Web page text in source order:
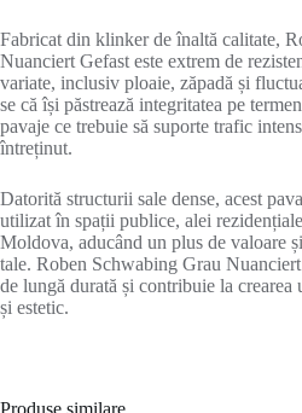
Fabricat din klinker de înaltă calitate,
Nuanciert Gefast este extrem de
variate, inclusiv ploaie, zăpadă și
se că își păstrează integritatea pe
pavaje ce trebuie să suporte trafic
întreținut.
Datorită structurii sale dense, acest
utilizat în spații publice, alei
Moldova, aducând un plus de valoare
tale. Roben Schwabing Grau
de lungă durată și contribuie la
și estetic.
Produse similare